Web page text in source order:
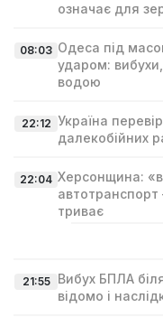
означає для
08:03 Одеса під
ударом: вибухи,
водою
22:12 Україна
далекобійних
22:04 Херсонщина:
триває
21:55
Вибух БПЛА
відомо і